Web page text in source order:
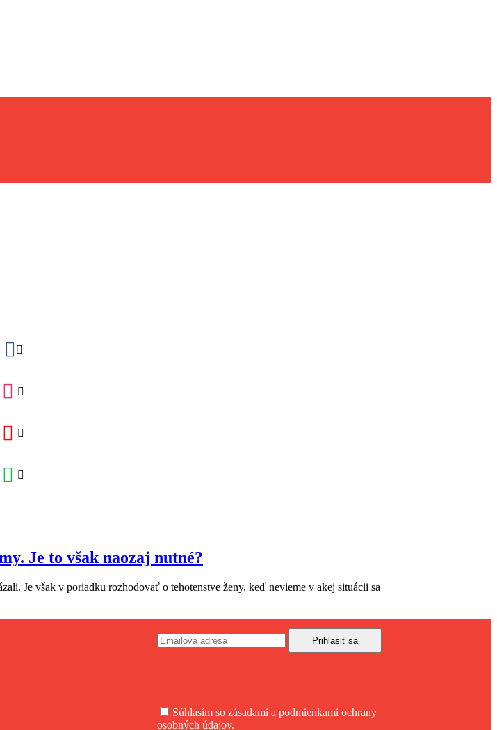
Je to však naozaj nutné?
Je však v poriadku rozhodovať o tehotenstve ženy, keď nevieme v akej situácii sa
Súhlasím so zásadami a podmienkami ochrany
osobných údajov.